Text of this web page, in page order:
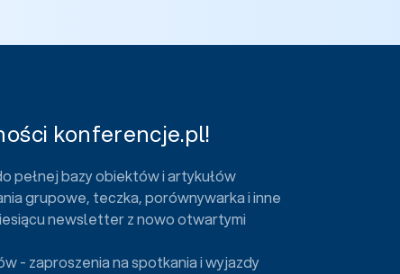
konferencje.pl!
pełnej bazy obiektów i artykułów
grupowe, teczka, porównywarka i inne
newsletter z nowo otwartymi
- zaproszenia na spotkania i wyjazdy